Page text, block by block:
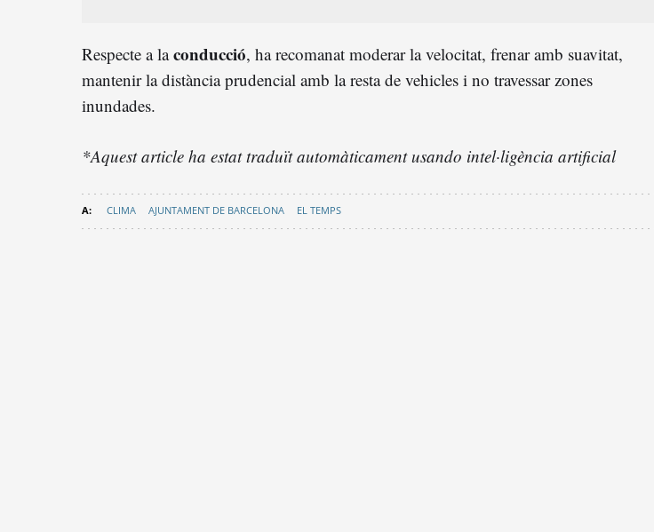
Respecte a laconducció, ha recomanat moderar la velocitat, frenar amb suavitat,
mantenir la distància prudencial amb la resta de vehicles i no travessar zones
inundades.
*Aquest article ha estat traduït automàticament usando intel·ligència artificial
CLIMA AJUNTAMENT DE BARCELONA EL TEMPS